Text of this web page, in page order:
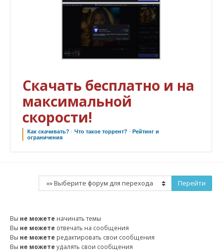
Скачать бесплатно и на
максимальной
скорости!
Как скачивать? ·Что такое торрент? · Рейтинг и
ограничения
Вы не можете начинать темы
Вы не можете отвечать на сообщения
Вы не можете редактировать свои сообщения
Вы не можете удалять свои сообщения